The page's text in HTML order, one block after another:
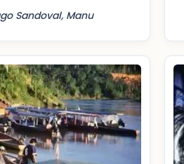
Sandoval, Manu